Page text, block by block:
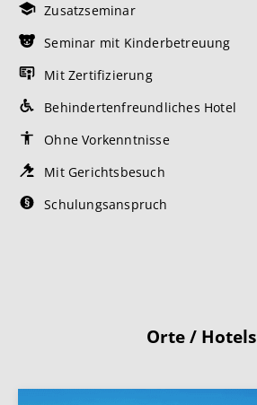
Zusatzseminar
Seminar mit Kinderbetreuung
Mit Zertifizierung
Behindertenfreundliches Hotel
Ohne Vorkenntnisse
Mit Gerichtsbesuch
Schulungsanspruch
Orte / Hotels